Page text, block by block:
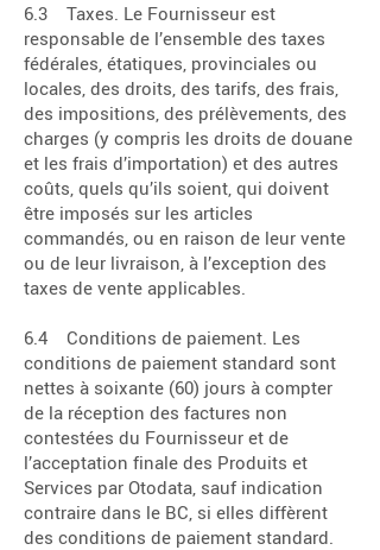
6.3 Taxes. Le Fournisseur est
responsable de l’ensemble des taxes
fédérales, étatiques, provinciales ou
locales, des droits, des tarifs, des frais,
des impositions, des prélèvements, des
charges (y compris les droits de douane
et les frais d’importation) et des autres
coûts, quels qu’ils soient, qui doivent
être imposés sur les articles
commandés, ou en raison de leur vente
ou de leur livraison, à l’exception des
taxes de vente applicables.
6.4 Conditions de paiement. Les
conditions de paiement standard sont
nettes à soixante (60) jours à compter
de la réception des factures non
contestées du Fournisseur et de
l’acceptation finale des Produits et
Services par Otodata, sauf indication
contraire dans le BC, si elles diffèrent
des conditions de paiement standard.